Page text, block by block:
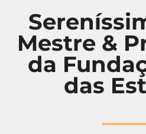
Mestre &
da
das